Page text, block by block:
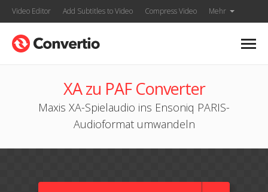
Video Editor Add Subtitles to Video Compress Video Mehr
XA zu PAF Converter
Maxis XA-Spielaudio ins Ensoniq PARIS-
Audioformat umwandeln